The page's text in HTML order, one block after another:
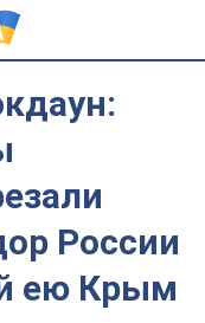
России
ею Крым